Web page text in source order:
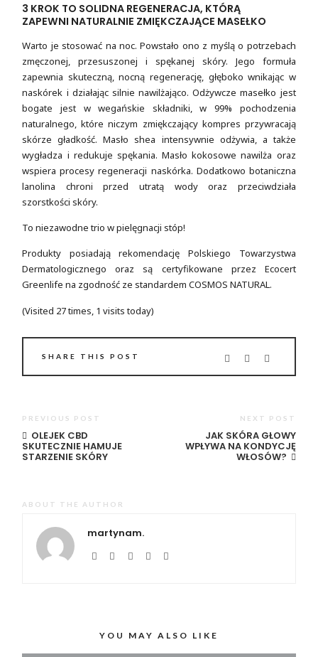
3 KROK TO SOLIDNA REGENERACJA, KTÓRĄ
ZAPEWNI NATURALNIE ZMIĘKCZAJĄCE MASEŁKO
Warto je stosować na noc. Powstało ono z myślą o potrzebach
zmęczonej, przesuszonej i spękanej skóry. Jego formuła
zapewnia skuteczną, nocną regenerację, głęboko wnikając w
naskórek i działając silnie nawilżająco. Odżywcze masełko jest
bogate jest w wegańskie składniki, w 99% pochodzenia
naturalnego, które niczym zmiękczający kompres przywracają
skórze gładkość. Masło shea intensywnie odżywia, a także
wygładza i redukuje spękania. Masło kokosowe nawilża oraz
wspiera procesy regeneracji naskórka. Dodatkowo botaniczna
lanolina chroni przed utratą wody oraz przeciwdziała
szorstkości skóry.
To niezawodne trio w pielęgnacji stóp!
Produkty posiadają rekomendację Polskiego Towarzystwa
Dermatologicznego oraz są certyfikowane przez Ecocert
Greenlife na zgodność ze standardem COSMOS NATURAL.
(Visited 27 times, 1 visits today)
SHARE THIS POST
PREVIOUS POST
OLEJEK CBD
SKUTECZNIE HAMUJE
STARZENIE SKÓRY
NEXT POST
JAK SKÓRA GŁOWY
WPŁYWA NA KONDYCJĘ
WŁOSÓW?
ABOUT THE AUTHOR
martynam.
YOU MAY ALSO LIKE